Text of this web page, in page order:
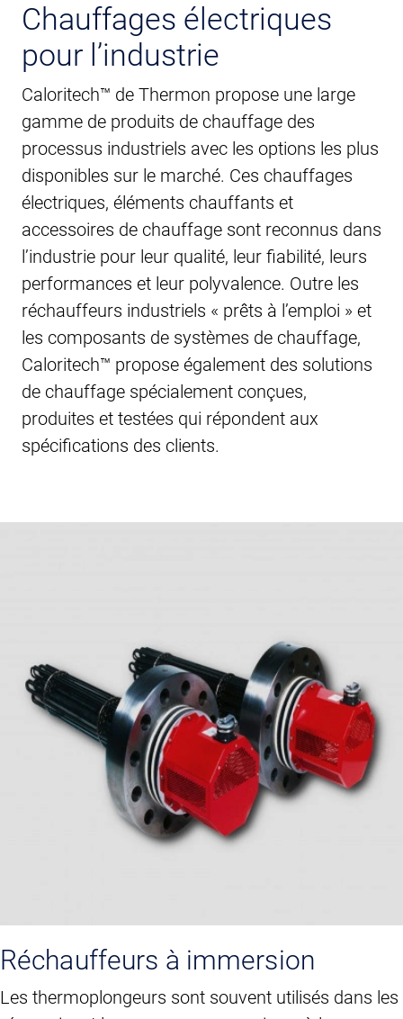
Chauffages électriques
pour l’industrie
Caloritech™ de Thermon propose une large
gamme de produits de chauffage des
processus industriels avec les options les plus
disponibles sur le marché. Ces chauffages
électriques, éléments chauffants et
accessoires de chauffage sont reconnus dans
l’industrie pour leur qualité, leur fiabilité, leurs
performances et leur polyvalence. Outre les
réchauffeurs industriels « prêts à l’emploi » et
les composants de systèmes de chauffage,
Caloritech™ propose également des solutions
de chauffage spécialement conçues,
produites et testées qui répondent aux
spécifications des clients.
Réchauffeurs à immersion
Les thermoplongeurs sont souvent utilisés dans les